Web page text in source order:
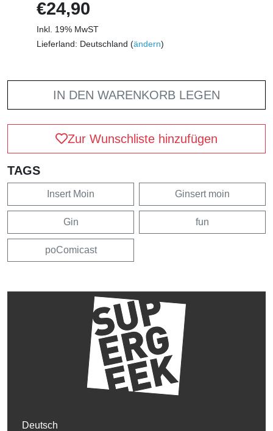
€24,90
Inkl. 19% MwST
Lieferland: Deutschland (ändern)
IN DEN WARENKORB LEGEN
Zur Wunschliste hinzufügen
TAGS
Insert Moin Ginsert moin
Gin fun
poComicast
Deutsch